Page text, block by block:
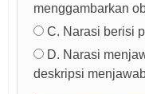
menggambarkan
C. Narasi berisi
D. Narasi
deskripsi